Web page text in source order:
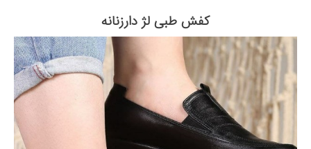
کفش طبی لژ دارزنانه